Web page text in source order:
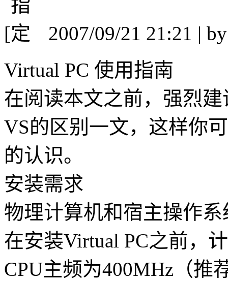
[
2007/09/21 21:21 |
Virtual PC 使用指南
在阅读本文之前，强烈
VS的区别一文，这样你
的认识。
安装需求
物理计算机和宿主操作
在安装Virtual PC之前，
CPU主频为400MHz（推